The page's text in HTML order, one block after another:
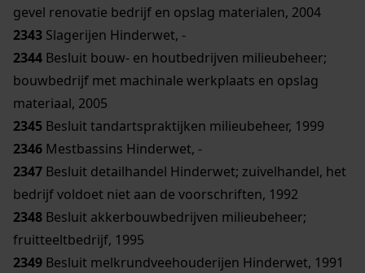
gevel renovatie bedrijf en opslag materialen, 2004
2343 Slagerijen Hinderwet, -
2344 Besluit bouw- en houtbedrijven milieubeheer;
bouwbedrijf met machinale werkplaats en opslag
materiaal, 2005
2345 Besluit tandartspraktijken milieubeheer, 1999
2346 Mestbassins Hinderwet, -
2347 Besluit detailhandel Hinderwet; zuivelhandel, het
bedrijf voldoet niet aan de voorschriften, 1992
2348 Besluit akkerbouwbedrijven milieubeheer;
fruitteeltbedrijf, 1995
2349 Besluit melkrundveehouderijen Hinderwet, 1991